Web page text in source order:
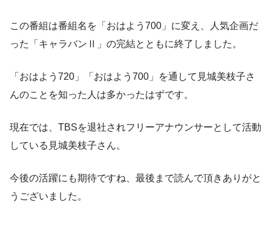
この番組は番組名を「おはよう700」に変え、人気企画だ
った「キャラバンⅡ」の完結とともに終了しました。
「おはよう720」「おはよう700」を通して見城美枝子さ
んのことを知った人は多かったはずです。
現在では、TBSを退社されフリーアナウンサーとして活動
している見城美枝子さん。
今後の活躍にも期待ですね、最後まで読んで頂きありがと
うございました。